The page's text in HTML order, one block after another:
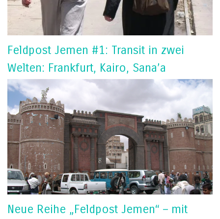
Feldpost Jemen #1: Transit in zwei
Welten: Frankfurt, Kairo, Sana’a
Neue Reihe „Feldpost Jemen“ – mit